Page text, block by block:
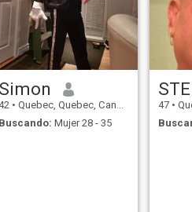
Simon
• Quebec, Quebec, Canadá
Buscando: Mujer 28 - 35
47 •